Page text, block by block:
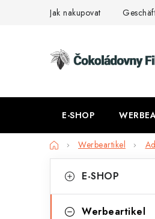
Jak nakupovat
E-SHOP
StartseiteWerbeartikel
eüberspringen
a
E-SHOP
Werbeartikel